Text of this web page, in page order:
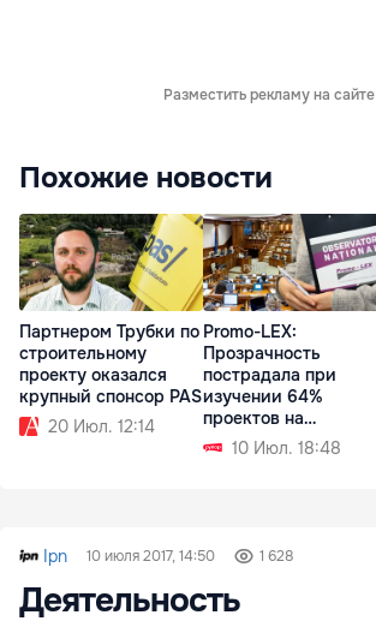
Разместить рекламу на сайте
Похожие новости
Партнером Трубки по
строительному
проекту оказался
крупный спонсор PAS
20 Июл. 12:14
Promo-LEX:
Прозрачность
пострадала при
изучении 64%
проектов на
заседании
парламента
10 Июл. 18:48
Ipn 10 июля 2017, 14:50 1 628
Деятельность